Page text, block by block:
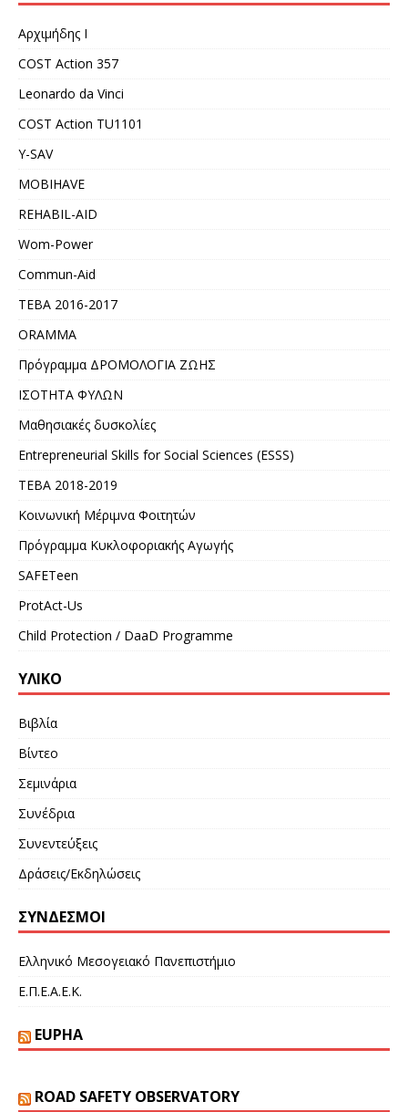
Αρχιμήδης Ι
COST Action 357
Leonardo da Vinci
COST Action TU1101
Y-SAV
MOBIHAVE
REHABIL-AID
Wom-Power
Commun-Aid
ΤΕΒΑ 2016-2017
ORAMMA
Πρόγραμμα ΔΡΟΜΟΛΟΓΙΑ ΖΩΗΣ
ΙΣΟΤΗΤΑ ΦΥΛΩΝ
Μαθησιακές δυσκολίες
Entrepreneurial Skills for Social Sciences (ESSS)
ΤΕΒΑ 2018-2019
Κοινωνική Μέριμνα Φοιτητών
Πρόγραμμα Κυκλοφοριακής Αγωγής
SAFETeen
ProtAct-Us
Child Protection / DaaD Programme
ΥΛΙΚΌ
Βιβλία
Βίντεο
Σεμινάρια
Συνέδρια
Συνεντεύξεις
Δράσεις/Εκδηλώσεις
ΣΎΝΔΕΣΜΟΙ
Ελληνικό Μεσογειακό Πανεπιστήμιο
Ε.Π.Ε.Α.Ε.Κ.
EUPHA
ROAD SAFETY OBSERVATORY